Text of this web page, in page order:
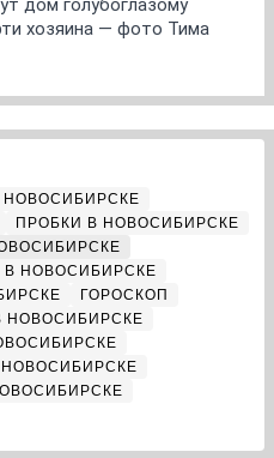
дом голубоглазому
хозяина — фото Тима
НОВОСИБИРСКЕ
ПРОБКИ В НОВОСИБИРСКЕ
В НОВОСИБИРСКЕ
ГОРОСКОП
НОВОСИБИРСКЕ